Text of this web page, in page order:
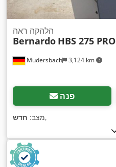
Mudersbach 3,124 km
הלהקה ראה
Bernardo HBS 275 PRO
פנה
מצב: חדש ,